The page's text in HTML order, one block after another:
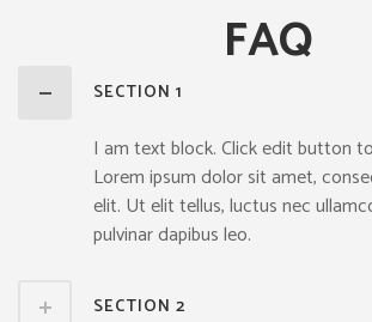
FAQ
SECTION 1
I am text block. Click edit button
Lorem ipsum dolor sit amet,
elit. Ut elit tellus, luctus nec
pulvinar dapibus leo.
SECTION 2